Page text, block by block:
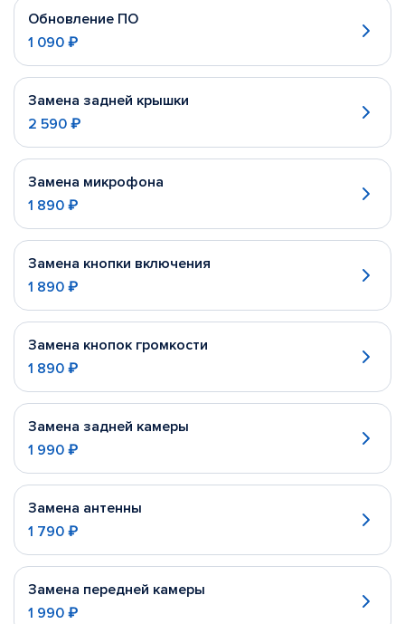
Обновление ПО
1 090 ₽
Замена задней крышки
2 590 ₽
Замена микрофона
1 890 ₽
Замена кнопки включения
1 890 ₽
Замена кнопок громкости
1 890 ₽
Замена задней камеры
1 990 ₽
Замена антенны
1 790 ₽
Замена передней камеры
1 990 ₽